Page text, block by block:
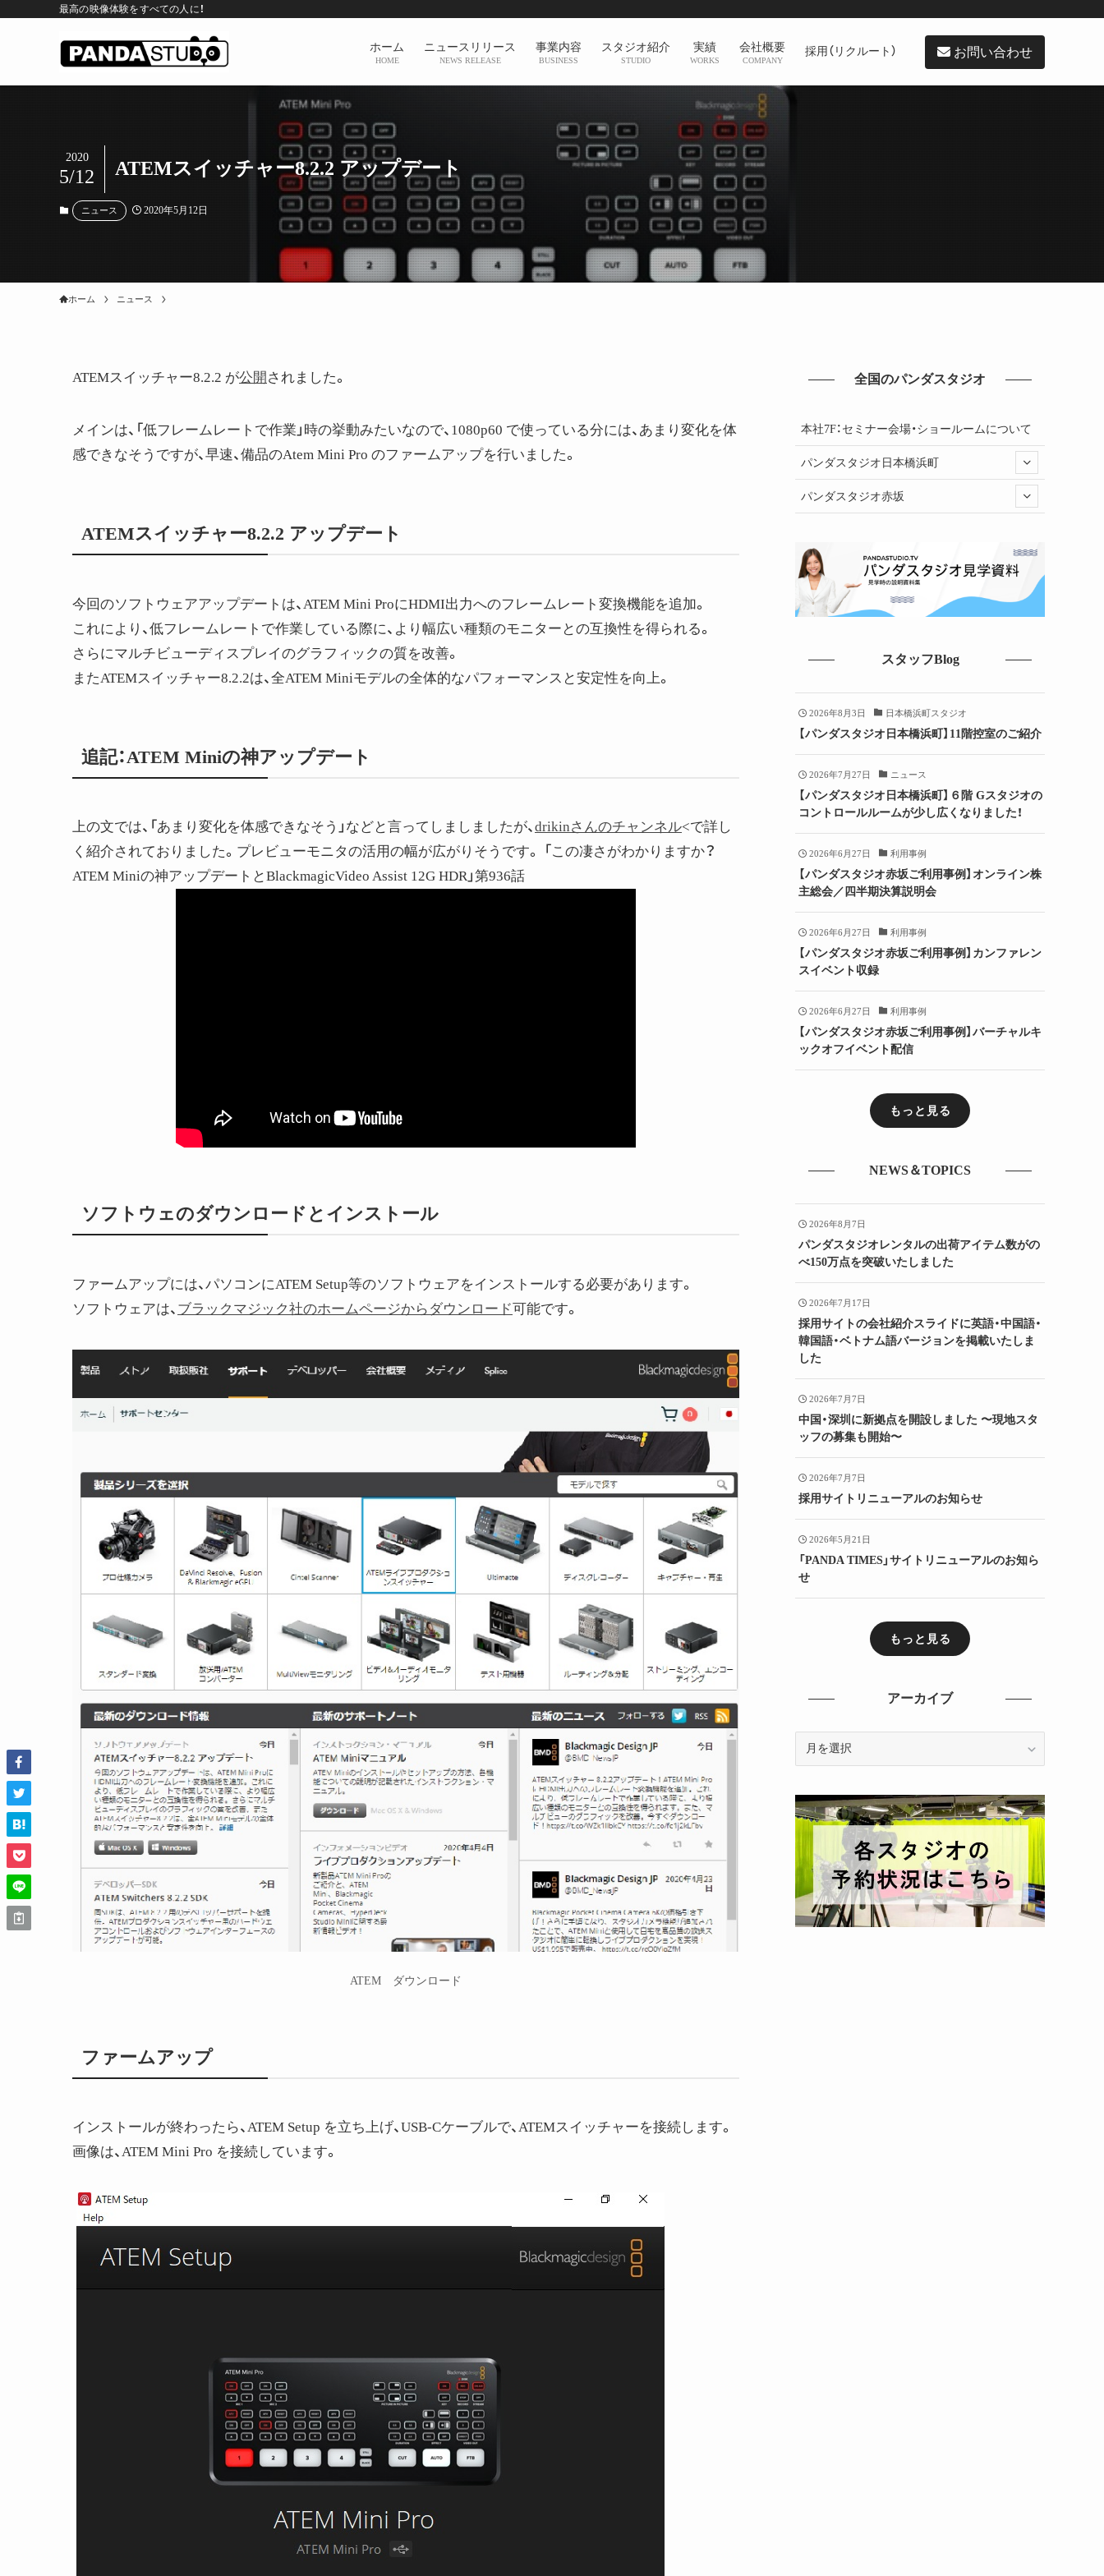
最高の映像体験をすべての人に！
ホーム
HOME
ニュースリリース
NEWS RELEASE
事業内容
BUSINESS
スタジオ紹介
STUDIO
実績
WORKS
会社概要
COMPANY
採用（リクルート） お問い合わせ
ATEMスイッチャー8.2.2 アップデート
2020
5/12
ニュース 2020年5月12日
ホーム ニュース
ATEMスイッチャー8.2.2 が公開 されました。
メインは、「低フレームレートで作業」時の挙動みたいなので、1080p60 で使っている分には、あまり変化を体
感できなそうですが、早速、備品のAtem Mini Pro のファームアップを行いました。
ATEMスイッチャー8.2.2 アップデート
今回のソフトウェアアップデートは、ATEM Mini ProにHDMI出力へのフレームレート変換機能を追加。
これにより、低フレームレートで作業している際に、より幅広い種類のモニターとの互換性を得られる。
さらにマルチビューディスプレイのグラフィックの質を改善。
またATEMスイッチャー8.2.2は、全ATEM Miniモデルの全体的なパフォーマンスと安定性を向上。
追記：ATEM Miniの神アップデート
上の文では、「あまり変化を体感できなそう」などと言ってしましましたが、drikinさんのチャンネル<で詳し
く紹介されておりました。プレビューモニタの活用の幅が広がりそうです。 「この凄さがわかりますか？
ATEM Miniの神アップデートとBlackmagicVideo Assist 12G HDR」第936話
ソフトウェのダウンロードとインストール
ファームアップには、パソコンにATEM Setup等のソフトウェアをインストールする必要があります。
ソフトウェアは、 ブラックマジック社のホームページからダウンロード可能です。
ATEM ダウンロード
ファームアップ
インストールが終わったら、ATEM Setup を立ち上げ、USB-Cケーブルで、ATEMスイッチャーを接続します。
画像は、ATEM Mini Pro を接続しています。
全国のパンダスタジオ
本社7F：セミナー会場・ショールームについて
パンダスタジオ日本橋浜町
パンダスタジオ赤坂
スタッフBlog
2026年8月3日 日本橋浜町スタジオ
【パンダスタジオ日本橋浜町】11階控室のご紹介
2026年7月27日 ニュース
【パンダスタジオ日本橋浜町】６階 Gスタジオの
コントロールルームが少し広くなりました！
2026年6月27日 利用事例
【パンダスタジオ赤坂ご利用事例】オンライン株
主総会／四半期決算説明会
2026年6月27日 利用事例
【パンダスタジオ赤坂ご利用事例】カンファレン
スイベント収録
2026年6月27日 利用事例
【パンダスタジオ赤坂ご利用事例】バーチャルキ
ックオフイベント配信
もっと見る
NEWS＆TOPICS
2026年8月7日
パンダスタジオレンタルの出荷アイテム数がの
べ150万点を突破いたしました
2026年7月17日
採用サイトの会社紹介スライドに英語・中国語・
韓国語・ベトナム語バージョンを掲載いたしま
した
2026年7月7日
中国・深圳に新拠点を開設しました 〜現地スタ
ッフの募集も開始〜
2026年7月7日
採用サイトリニューアルのお知らせ
2026年5月21日
「PANDA TIMES」サイトリニューアルのお知ら
せ
もっと見る
アーカイブ
イ
ブ